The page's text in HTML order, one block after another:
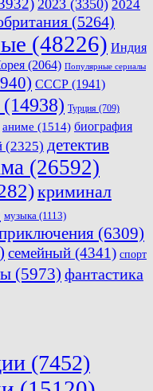
2023 (3350) 2024
(5264)
(48226) Индия
(2064) Популярные сериалы
СССР (1941)
(14938) Турция (709)
аниме (1514) биография
(2325) детектив
(26592)
криминал
музыка (1113)
(6309)
семейный (4341) спорт
(5973) фантастика
(7452)